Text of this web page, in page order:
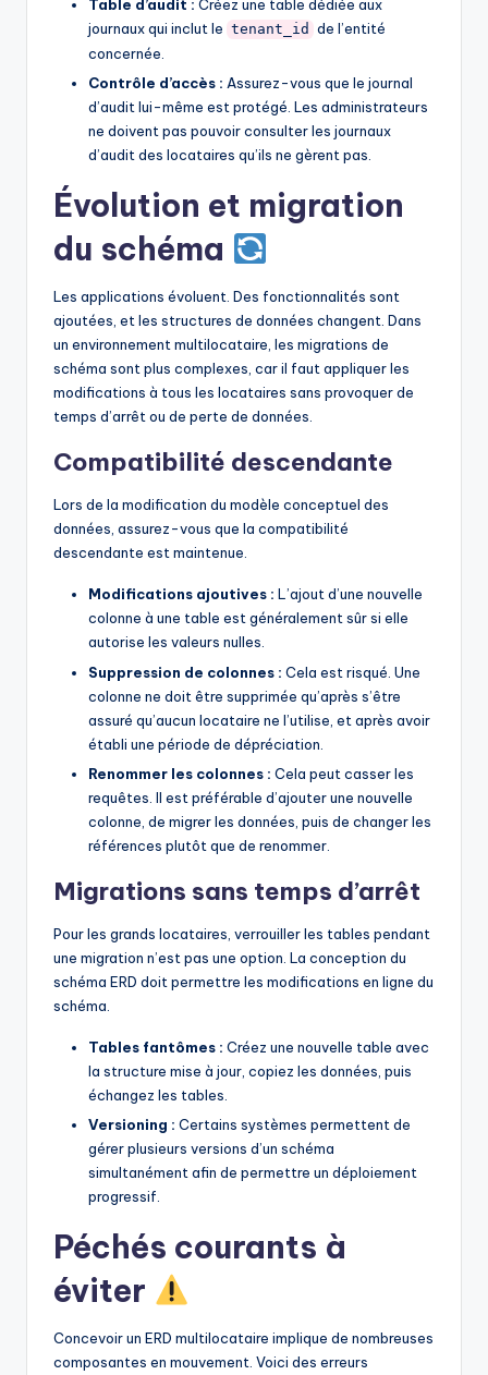
Table d’audit : Créez une table dédiée aux
journaux qui inclut le tenant_id de l’entité
concernée.
Contrôle d’accès : Assurez-vous que le journal
d’audit lui-même est protégé. Les administrateurs
ne doivent pas pouvoir consulter les journaux
d’audit des locataires qu’ils ne gèrent pas.
Évolution et migration
du schéma
Les applications évoluent. Des fonctionnalités sont
ajoutées, et les structures de données changent. Dans
un environnement multilocataire, les migrations de
schéma sont plus complexes, car il faut appliquer les
modifications à tous les locataires sans provoquer de
temps d’arrêt ou de perte de données.
Compatibilité descendante
Lors de la modification du modèle conceptuel des
données, assurez-vous que la compatibilité
descendante est maintenue.
Modifications ajoutives : L’ajout d’une nouvelle
colonne à une table est généralement sûr si elle
autorise les valeurs nulles.
Suppression de colonnes : Cela est risqué. Une
colonne ne doit être supprimée qu’après s’être
assuré qu’aucun locataire ne l’utilise, et après avoir
établi une période de dépréciation.
Renommer les colonnes : Cela peut casser les
requêtes. Il est préférable d’ajouter une nouvelle
colonne, de migrer les données, puis de changer les
références plutôt que de renommer.
Migrations sans temps d’arrêt
Pour les grands locataires, verrouiller les tables pendant
une migration n’est pas une option. La conception du
schéma ERD doit permettre les modifications en ligne du
schéma.
Tables fantômes : Créez une nouvelle table avec
la structure mise à jour, copiez les données, puis
échangez les tables.
Versioning : Certains systèmes permettent de
gérer plusieurs versions d’un schéma
simultanément afin de permettre un déploiement
progressif.
Péchés courants à
éviter
Concevoir un ERD multilocataire implique de nombreuses
composantes en mouvement. Voici des erreurs